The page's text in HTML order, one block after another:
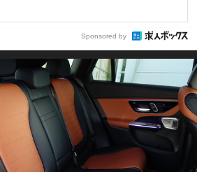
Sponsored by